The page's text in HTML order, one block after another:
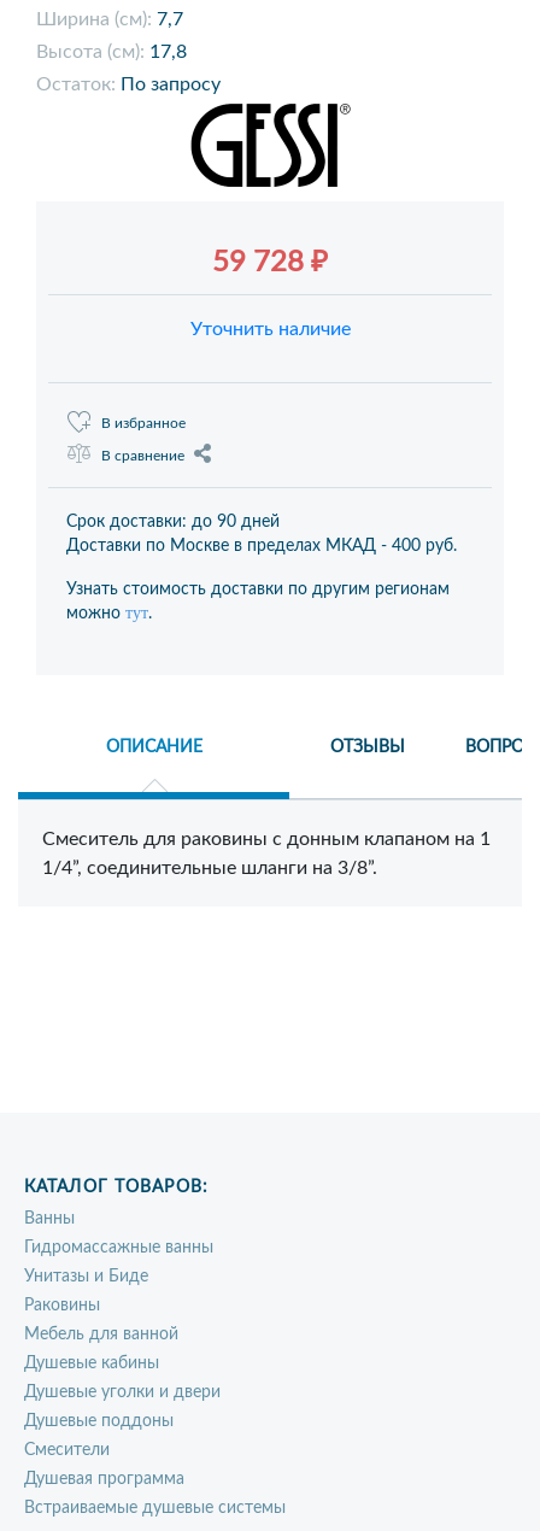
Ширина (см): 7,7
Высота (см): 17,8
Остаток: По запросу
59 728 ₽
Уточнить наличие
В избранное
В сравнение
Срок доставки: до 90 дней
Доставки по Москве в пределах МКАД - 400 руб.
Узнать стоимость доставки по другим регионам
можно тут.
ОПИСАНИЕ ОТЗЫВЫ
Смеситель для раковины с донным клапаном на 1
1/4”, соединительные шланги на 3/8”.
КАТАЛОГ ТОВАРОВ:
Ванны
Гидромассажные ванны
Унитазы и Биде
Раковины
Мебель для ванной
Душевые кабины
Душевые уголки и двери
Душевые поддоны
Смесители
Душевая программа
Встраиваемые душевые системы